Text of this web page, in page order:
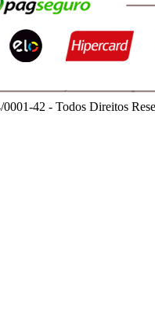
42 - Todos Direitos